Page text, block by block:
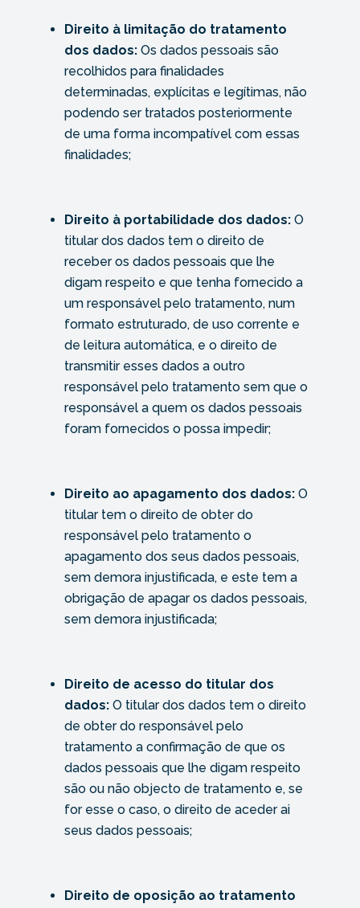
Direito à limitação do tratamento
dos dados: Os dados pessoais são
recolhidos para finalidades
determinadas, explícitas e legítimas, não
podendo ser tratados posteriormente
de uma forma incompatível com essas
finalidades;
Direito à portabilidade dos dados: O
titular dos dados tem o direito de
receber os dados pessoais que lhe
digam respeito e que tenha fornecido a
um responsável pelo tratamento, num
formato estruturado, de uso corrente e
de leitura automática, e o direito de
transmitir esses dados a outro
responsável pelo tratamento sem que o
responsável a quem os dados pessoais
foram fornecidos o possa impedir;
Direito ao apagamento dos dados: O
titular tem o direito de obter do
responsável pelo tratamento o
apagamento dos seus dados pessoais,
sem demora injustificada, e este tem a
obrigação de apagar os dados pessoais,
sem demora injustificada;
Direito de acesso do titular dos
dados: O titular dos dados tem o direito
de obter do responsável pelo
tratamento a confirmação de que os
dados pessoais que lhe digam respeito
são ou não objecto de tratamento e, se
for esse o caso, o direito de aceder ai
seus dados pessoais;
Direito de oposição ao tratamento